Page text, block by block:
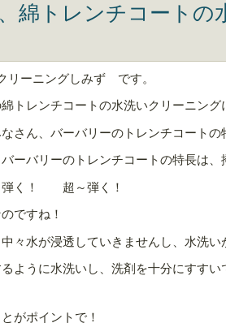
綿トレンチコートの
リーニングしみず です。
トレンチコートの水洗いクリーニン
さん、バーバリーのトレンチコート
ーバリーのトレンチコートの特長は
弾く！ 超～弾く！
ですね！
々水が浸透していきませんし、水洗
ように水洗いし、洗剤を十分にすす
がポイントで！